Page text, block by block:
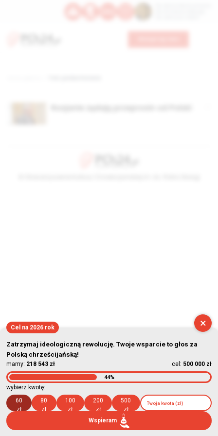
×
Cel na 2026 rok
Zatrzymaj ideologiczną rewolucję. Twoje wsparcie to głos za
Polską chrześcijańską!
mamy: 218 543 zł cel: 500 000 zł
44%
wybierz kwotę:
60
zł
80
zł
100
zł
200
zł
500
zł
Wspieram